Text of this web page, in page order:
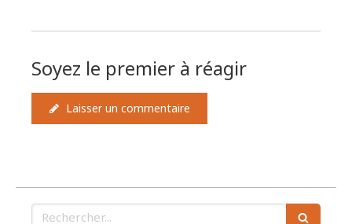
Soyez le premier à réagir
Laisser un commentaire
Rechercher